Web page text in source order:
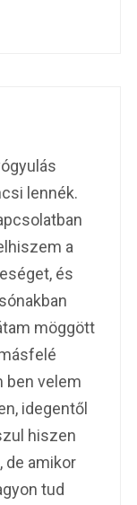
lennék.
a
és
möggött
ben velem
idegentől
hiszen
de amikor
tud